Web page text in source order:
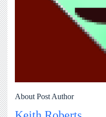
About Post Author